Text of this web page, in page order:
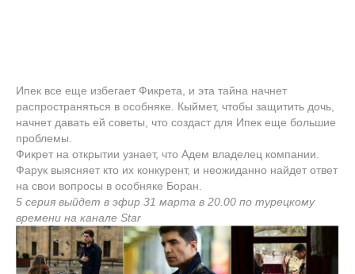
Ипек все еще избегает Фикрета, и эта тайна начнет
распространяться в особняке. Кыймет, чтобы защитить дочь,
начнет давать ей советы, что создаст для Ипек еще большие
проблемы.
Фикрет на открытии узнает, что Адем владелец компании.
Фарук выясняет кто их конкурент, и неожиданно найдет ответ
на свои вопросы в особняке Боран.
5 серия выйдет в эфир 31 марта в 20.00 по турецкому
времени на канале Star